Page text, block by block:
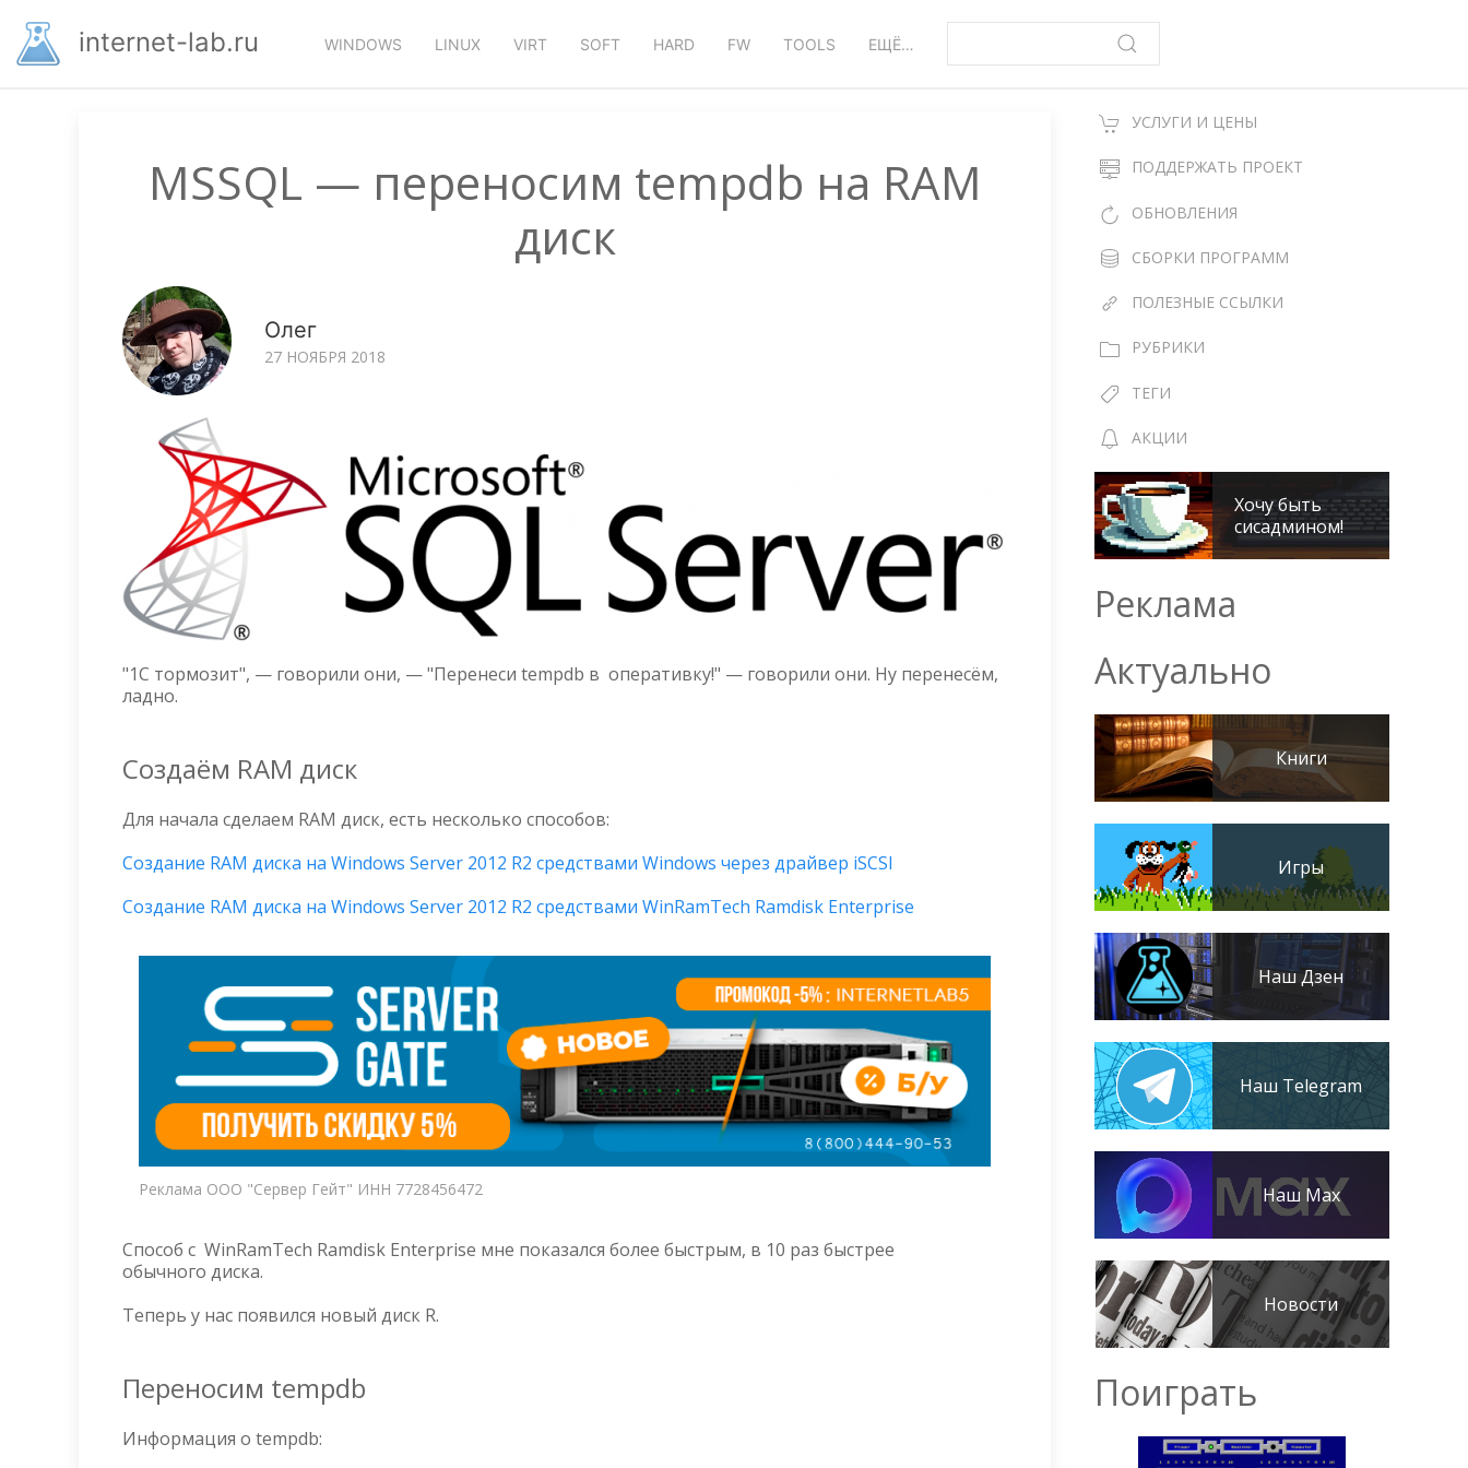
основномуinternet-lab.ru WINDOWS LINUX VIRT SOFT HARD FW TOOLS ЕЩЁ…
MSSQL — переносим tempdb на RAM
диск
Олег
27 НОЯБРЯ 2018
"1C тормозит", — говорили они, — "Перенеси tempdb в оперативку!" — говорили они. Ну перенесём,
ладно.
Создаём RAM диск
Для начала сделаем RAM диск, есть несколько способов:
Создание RAM диска на Windows Server 2012 R2 средствами Windows через драйвер iSCSI
Создание RAM диска на Windows Server 2012 R2 средствами WinRamTech Ramdisk Enterprise
Реклама ООО "Сервер Гейт" ИНН 7728456472
Способ с WinRamTech Ramdisk Enterprise мне показался более быстрым, в 10 раз быстрее
обычного диска.
Теперь у нас появился новый диск R.
Переносим tempdb
Информация о tempdb:
УСЛУГИ И ЦЕНЫ
ПОДДЕРЖАТЬ ПРОЕКТ
ОБНОВЛЕНИЯ
СБОРКИ ПРОГРАММ
ПОЛЕЗНЫЕ ССЫЛКИ
РУБРИКИ
ТЕГИ
АКЦИИ
Хочу быть
сисадмином!
Реклама
Актуально
Книги
Игры
Наш Дзен
Наш Telegram
Наш Max
Новости
Поиграть